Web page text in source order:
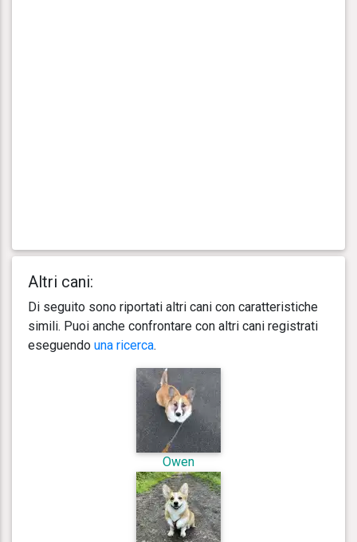
Altri cani:
Di seguito sono riportati altri cani con caratteristiche
simili. Puoi anche confrontare con altri cani registrati
eseguendo una ricerca.
Owen